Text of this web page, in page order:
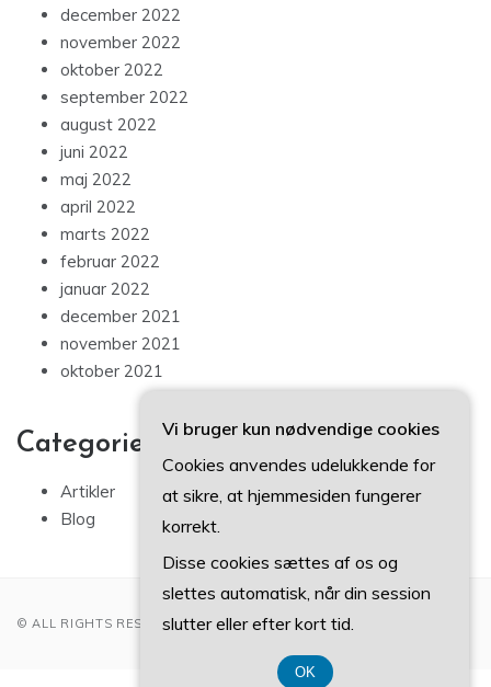
december 2022
november 2022
oktober 2022
september 2022
august 2022
juni 2022
maj 2022
april 2022
marts 2022
februar 2022
januar 2022
december 2021
november 2021
oktober 2021
Categories
Artikler
Blog
© ALL RIGHTS RESERVED 2022
Vi bruger kun nødvendige cookies
Cookies anvendes udelukkende for
at sikre, at hjemmesiden fungerer
korrekt.
Disse cookies sættes af os og
slettes automatisk, når din session
slutter eller efter kort tid.
OK